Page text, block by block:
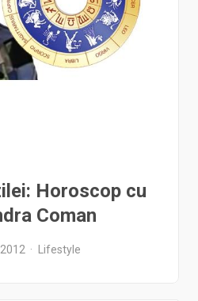
Horoscop cu
Coman
Lifestyle